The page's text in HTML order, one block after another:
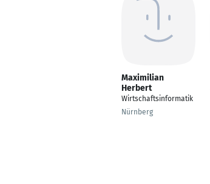
Maximilian
Herbert
Wirtschaftsinformatik
Nürnberg